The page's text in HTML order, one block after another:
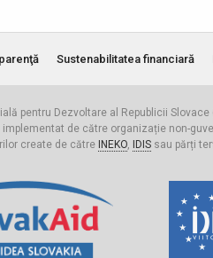
Sustenabilitatea financiară
pentru Dezvoltare al Republicii Slovace
de către organizație non-
create de către INEKO, IDISsau părți